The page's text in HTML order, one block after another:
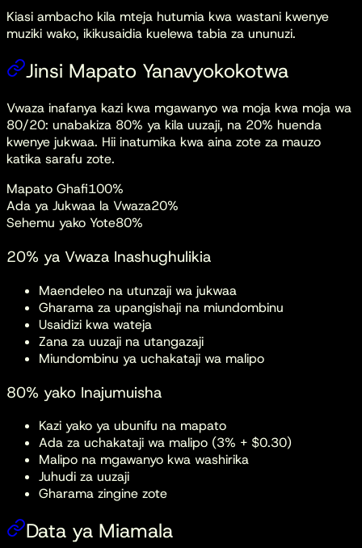
Kiasi ambacho kila mteja hutumia kwa wastani kwenye
muziki wako, ikikusaidia kuelewa tabia za ununuzi.
Jinsi Mapato Yanavyokokotwa
Vwaza inafanya kazi kwa mgawanyo wa moja kwa moja wa
80/20: unabakiza 80% ya kila uuzaji, na 20% huenda
kwenye jukwaa. Hii inatumika kwa aina zote za mauzo
katika sarafu zote.
Mapato Ghafi100%
Ada ya Jukwaa la Vwaza20%
Sehemu yako Yote80%
20% ya Vwaza Inashughulikia
Maendeleo na utunzaji wa jukwaa
Gharama za upangishaji na miundombinu
Usaidizi kwa wateja
Zana za uuzaji na utangazaji
Miundombinu ya uchakataji wa malipo
80% yako Inajumuisha
Kazi yako ya ubunifu na mapato
Ada za uchakataji wa malipo (3% + $0.30)
Malipo na mgawanyo kwa washirika
Juhudi za uuzaji
Gharama zingine zote
Data ya Miamala